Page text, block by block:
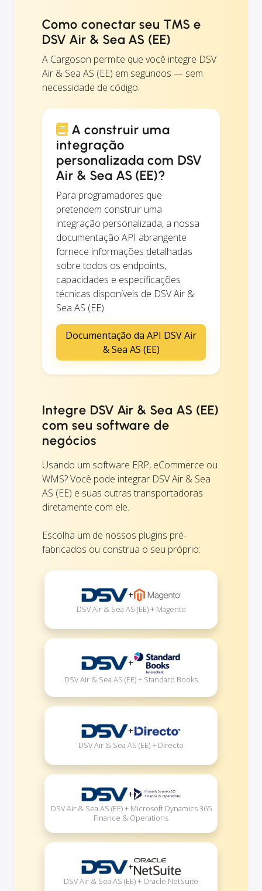
Como conectar seu TMS e
DSV Air & Sea AS (EE)
A Cargoson permite que você integre DSV
Air & Sea AS (EE) em segundos — sem
necessidade de código.
A construir uma
integração
personalizada com DSV
Air & Sea AS (EE)?
Para programadores que
pretendem construir uma
integração personalizada, a nossa
documentação API abrangente
fornece informações detalhadas
sobre todos os endpoints,
capacidades e especificações
técnicas disponíveis de DSV Air &
Sea AS (EE).
Documentação da API DSV Air
& Sea AS (EE)
Integre DSV Air & Sea AS (EE)
com seu software de
negócios
Usando um software ERP, eCommerce ou
WMS? Você pode integrar DSV Air & Sea
AS (EE) e suas outras transportadoras
diretamente com ele.
Escolha um de nossos plugins pré-
fabricados ou construa o seu próprio:
+
DSV Air & Sea AS (EE) + Magento
+
DSV Air & Sea AS (EE) + Standard Books
+
DSV Air & Sea AS (EE) + Directo
+
DSV Air & Sea AS (EE) + Microsoft Dynamics 365
Finance & Operations
+
DSV Air & Sea AS (EE) + Oracle NetSuite